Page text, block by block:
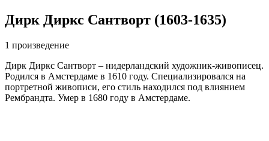
Дирк Диркс Сантворт (1603-1635)
1 произведение
Дирк Диркс Сантворт – нидерландский художник-живописец.
Родился в Амстердаме в 1610 году. Специализировался на
портретной живописи, его стиль находился под влиянием
Рембрандта. Умер в 1680 году в Амстердаме.